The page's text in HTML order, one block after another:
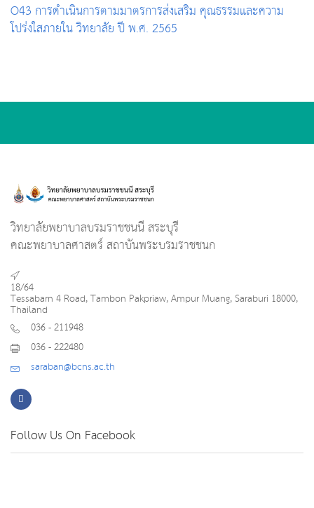
O43 การดำเนินการตามมาตรการส่งเสริม คุณธรรมและความ
โปร่งใสภายใน วิทยาลัย ปี พ.ศ. 2565
วิทยาลัยพยาบาลบรมราชชนนี สระบุรี
คณะพยาบาลศาสตร์ สถาบันพระบรมราชชนก
18/64
Tessabarn 4 Road, Tambon Pakpriaw, Ampur Muang, Saraburi 18000,
Thailand
036 - 211948
036 - 222480
saraban@bcns.ac.th
Follow Us On Facebook